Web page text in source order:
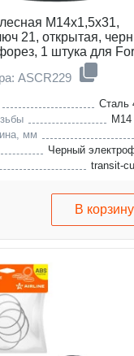
M14x1,5x31,
21, открытая,
1 штука для
ASCR229
Сталь
мм
Черный
transit-
В корзину